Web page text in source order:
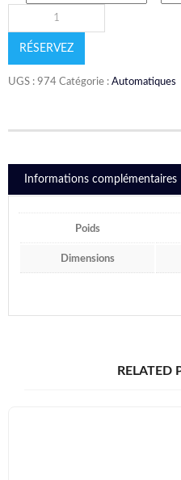
RÉSERVEZ
UGS : 974 Catégorie : Automatiques
Informations complémentaires
Poids
Dimensions
RELATED